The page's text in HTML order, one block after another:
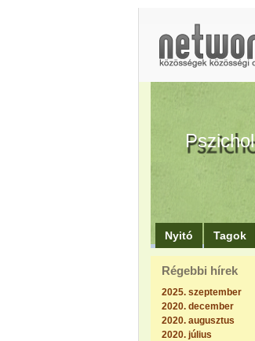
Nyitó Tagok
Régebbi hírek
2025. szeptember
2020. december
2020. augusztus
2020. július